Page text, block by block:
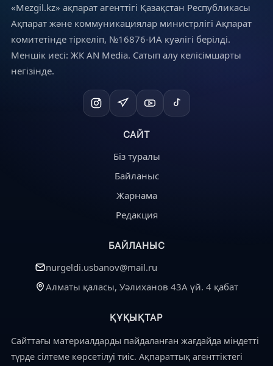
«Mezgil.kz» ақпарат агенттігі Қазақстан Республикасы
Ақпарат және коммуникациялар министрлігі Ақпарат
комитетінде тіркеліп, №16876-ИА куәлігі берілді.
Меншік иесі: ЖК AN Media. Сатып алу келісімшарты
негізінде.
САЙТ
Біз туралы
Байланыс
Жарнама
Редакция
БАЙЛАНЫС
nurgeldi.usbanov@mail.ru
Алматы қаласы, Уәлиханов 43А үй. 4 қабат
ҚҰҚЫҚТАР
Сайттағы материалдарды пайдаланған жағдайда міндетті
түрде сілтеме көрсетілуі тиіс. Ақпараттық агенттіктегі